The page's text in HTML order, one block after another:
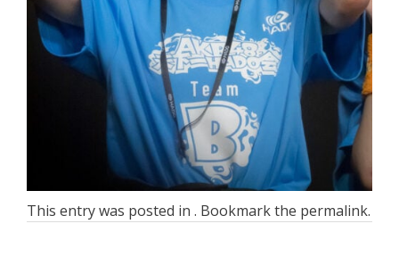
This entry was posted in . Bookmark the permalink.